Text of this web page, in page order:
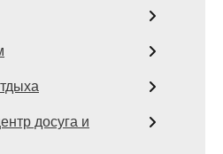
досуга и